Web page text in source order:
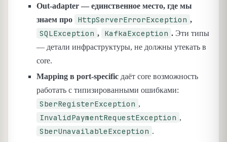
Out-adapter — единственное место, где мы
знаем про
HttpServerErrorException ,
SQLException , KafkaException . Эти типы
— детали инфраструктуры, не должны утекать в
core.
Mapping в port-specific даёт core возможность
работать с типизированными ошибками:
SberRegisterException ,
InvalidPaymentRequestException ,
SberUnavailableException .